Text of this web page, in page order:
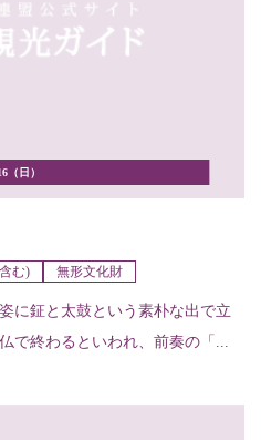
（日）
む) 無形文化財
に鉦と太鼓という素朴な出で立
で終わるといわれ、前奏の「...